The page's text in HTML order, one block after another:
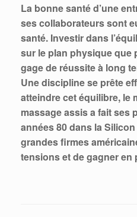
La bonne santé d’une
ses collaborateurs sont
santé. Investir dans
sur le plan physique que
gage de réussite à long
Une discipline se prête
atteindre cet équilibre, le
massage assis a fait ses
années 80 dans la
grandes firmes
tensions et de gagner en